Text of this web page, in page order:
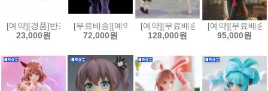
[예약][경품]반프레스토 짱구는 못말려 메차모후굿 BIG PLUSH 봉제
23,000원
[무료배송][예약]MODEROID 모데로이드 거신 고그
72,000원
[예약][무료배송]카도카와 플라스
128,000원
[예약][무료배
95,000원